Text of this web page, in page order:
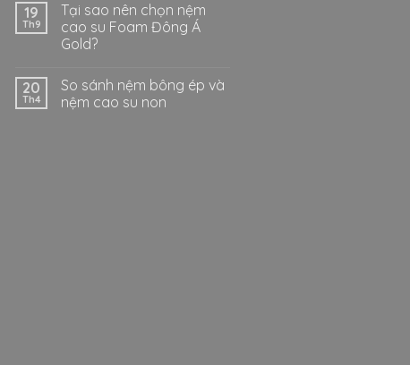
19
Th9
Tại sao nên chọn nệm
cao su Foam Đông Á
Gold?
20
Th4
So sánh nệm bông ép và
nệm cao su non